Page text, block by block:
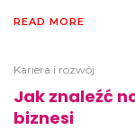
READ MORE
Kariera i rozwój
Jak znaleźć
biznesi